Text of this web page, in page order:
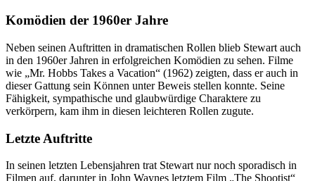
Komödien der 1960er Jahre
Neben seinen Auftritten in dramatischen Rollen blieb Stewart auch
in den 1960er Jahren in erfolgreichen Komödien zu sehen. Filme
wie „Mr. Hobbs Takes a Vacation“ (1962) zeigten, dass er auch in
dieser Gattung sein Können unter Beweis stellen konnte. Seine
Fähigkeit, sympathische und glaubwürdige Charaktere zu
verkörpern, kam ihm in diesen leichteren Rollen zugute.
Letzte Auftritte
In seinen letzten Lebensjahren trat Stewart nur noch sporadisch in
Filmen auf, darunter in John Waynes letztem Film „The Shootist“